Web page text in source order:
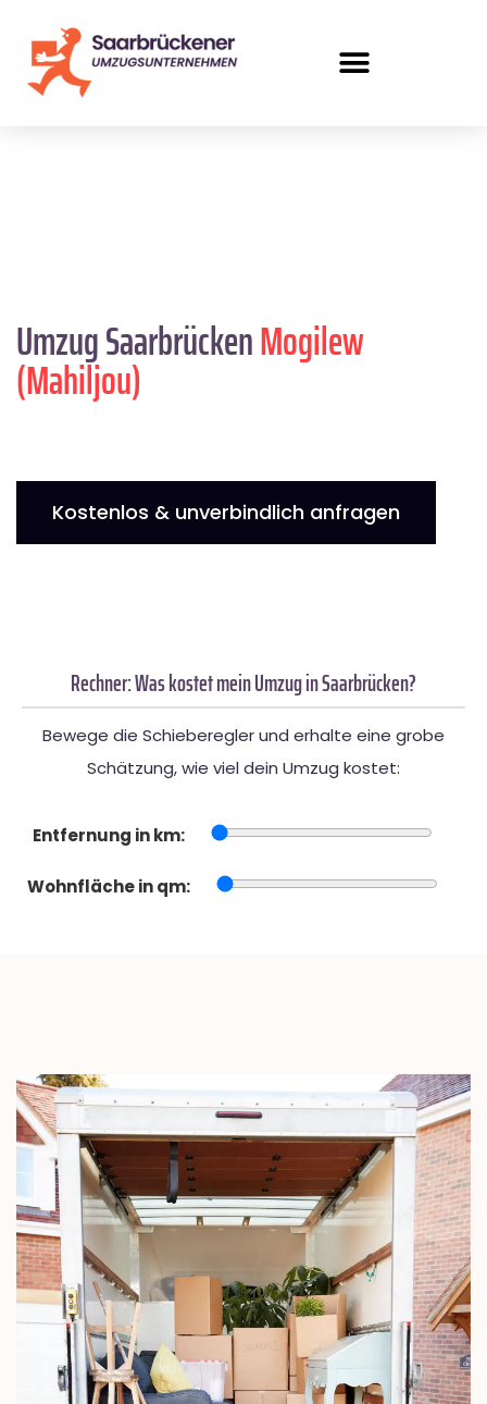
Umzug SaarbrückenMogilew
(Mahiljou)
Kostenlos & unverbindlich anfragen
Rechner: Was kostet mein Umzug in Saarbrücken?
Bewege die Schieberegler und erhalte eine grobe
Schätzung, wie viel dein Umzug kostet:
Entfernung in km:
Wohnfläche in qm: